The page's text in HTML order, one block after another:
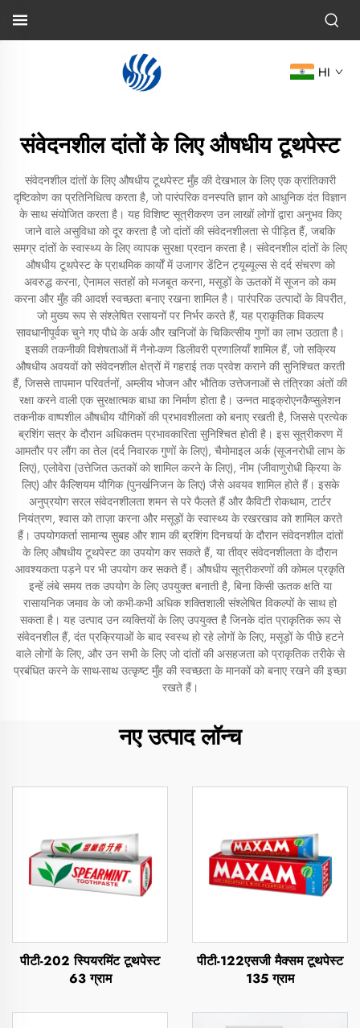
HI
संवेदनशील दांतों के लिए औषधीय टूथपेस्ट
संवेदनशील दांतों के लिए औषधीय टूथपेस्ट मुँह की देखभाल के लिए एक क्रांतिकारी
दृष्टिकोण का प्रतिनिधित्व करता है, जो पारंपरिक वनस्पति ज्ञान को आधुनिक दंत विज्ञान
के साथ संयोजित करता है। यह विशिष्ट सूत्रीकरण उन लाखों लोगों द्वारा अनुभव किए
जाने वाले असुविधा को दूर करता है जो दांतों की संवेदनशीलता से पीड़ित हैं, जबकि
समग्र दांतों के स्वास्थ्य के लिए व्यापक सुरक्षा प्रदान करता है। संवेदनशील दांतों के लिए
औषधीय टूथपेस्ट के प्राथमिक कार्यों में उजागर डेंटिन ट्यूब्यूल्स से दर्द संचरण को
अवरुद्ध करना, ऐनामल सतहों को मजबूत करना, मसूड़ों के ऊतकों में सूजन को कम
करना और मुँह की आदर्श स्वच्छता बनाए रखना शामिल है। पारंपरिक उत्पादों के विपरीत,
जो मुख्य रूप से संश्लेषित रसायनों पर निर्भर करते हैं, यह प्राकृतिक विकल्प
सावधानीपूर्वक चुने गए पौधे के अर्क और खनिजों के चिकित्सीय गुणों का लाभ उठाता है।
इसकी तकनीकी विशेषताओं में नैनो-कण डिलीवरी प्रणालियाँ शामिल हैं, जो सक्रिय
औषधीय अवयवों को संवेदनशील क्षेत्रों में गहराई तक प्रवेश कराने की सुनिश्चित करती
हैं, जिससे तापमान परिवर्तनों, अम्लीय भोजन और भौतिक उत्तेजनाओं से तंत्रिका अंतों की
रक्षा करने वाली एक सुरक्षात्मक बाधा का निर्माण होता है। उन्नत माइक्रोएनकैप्सुलेशन
तकनीक वाष्पशील औषधीय यौगिकों की प्रभावशीलता को बनाए रखती है, जिससे प्रत्येक
ब्रशिंग सत्र के दौरान अधिकतम प्रभावकारिता सुनिश्चित होती है। इस सूत्रीकरण में
आमतौर पर लौंग का तेल (दर्द निवारक गुणों के लिए), चैमोमाइल अर्क (सूजनरोधी लाभ के
लिए), एलोवेरा (उत्तेजित ऊतकों को शामिल करने के लिए), नीम (जीवाणुरोधी क्रिया के
लिए) और कैल्शियम यौगिक (पुनर्खनिजन के लिए) जैसे अवयव शामिल होते हैं। इसके
अनुप्रयोग सरल संवेदनशीलता शमन से परे फैलते हैं और कैविटी रोकथाम, टार्टर
नियंत्रण, श्वास को ताज़ा करना और मसूड़ों के स्वास्थ्य के रखरखाव को शामिल करते
हैं। उपयोगकर्ता सामान्य सुबह और शाम की ब्रशिंग दिनचर्या के दौरान संवेदनशील दांतों
के लिए औषधीय टूथपेस्ट का उपयोग कर सकते हैं, या तीव्र संवेदनशीलता के दौरान
आवश्यकता पड़ने पर भी उपयोग कर सकते हैं। औषधीय सूत्रीकरणों की कोमल प्रकृति
इन्हें लंबे समय तक उपयोग के लिए उपयुक्त बनाती है, बिना किसी ऊतक क्षति या
रासायनिक जमाव के जो कभी-कभी अधिक शक्तिशाली संश्लेषित विकल्पों के साथ हो
सकता है। यह उत्पाद उन व्यक्तियों के लिए उपयुक्त है जिनके दांत प्राकृतिक रूप से
संवेदनशील हैं, दंत प्रक्रियाओं के बाद स्वस्थ हो रहे लोगों के लिए, मसूड़ों के पीछे हटने
वाले लोगों के लिए, और उन सभी के लिए जो दांतों की असहजता को प्राकृतिक तरीके से
प्रबंधित करने के साथ-साथ उत्कृष्ट मुँह की स्वच्छता के मानकों को बनाए रखने की इच्छा
रखते हैं।
नए उत्पाद लॉन्च
पीटी-202 स्पियरमिंट टूथपेस्ट
63 ग्राम
पीटी-122एसजी मैक्सम टूथपेस्ट
135 ग्राम